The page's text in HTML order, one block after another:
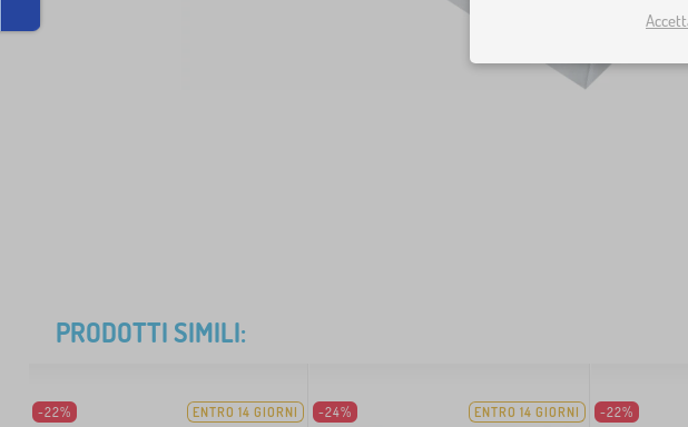
PRODOTTI SIMILI:
-22% ENTRO 14 GIORNI -24% ENTRO 14 GIORNI -22%